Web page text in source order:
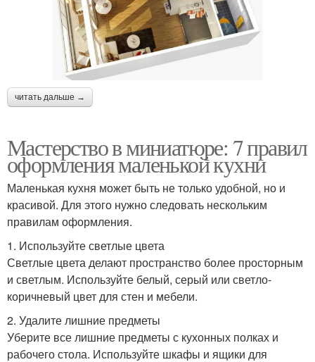
читать дальше →
Мастерство в миниатюре: 7 правил
оформления маленькой кухни
Маленькая кухня может быть не только удобной, но и
красивой. Для этого нужно следовать нескольким
правилам оформления.
1. Используйте светлые цвета
Светлые цвета делают пространство более просторным
и светлым. Используйте белый, серый или светло-
коричневый цвет для стен и мебели.
2. Удалите лишние предметы
Уберите все лишние предметы с кухонных полках и
рабочего стола. Используйте шкафы и ящики для